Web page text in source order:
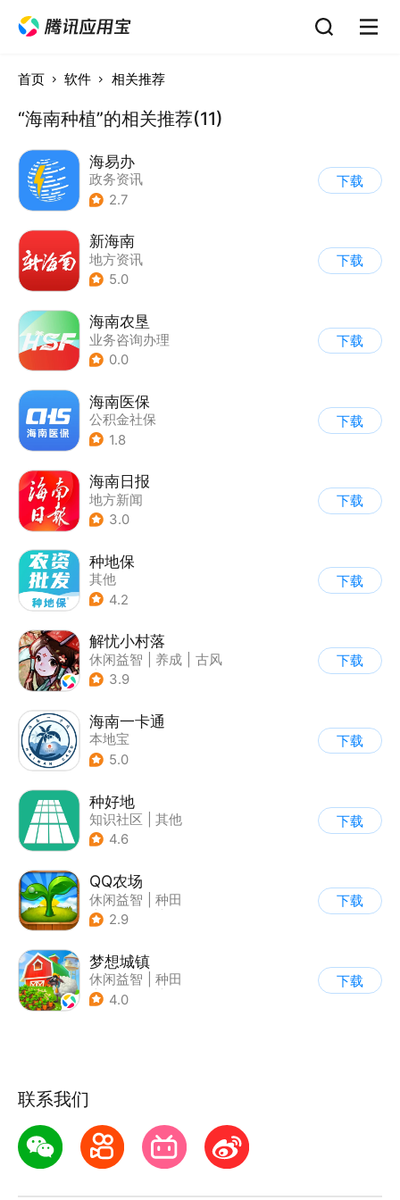
首页 软件 相关推荐
“海南种植”的相关推荐(11)
海易办
政务资讯
2.7
下载
新海南
地方资讯
5.0
下载
海南农垦
业务咨询办理
0.0
下载
海南医保
公积金社保
1.8
下载
海南日报
地方新闻
3.0
下载
种地保
其他
4.2
下载
解忧小村落
休闲益智 养成
古风
| 种田
3.9
下载
海南一卡通
本地宝
5.0
下载
种好地
知识社区
其他
4.6
下载
QQ农场
休闲益智
种田
| 田园生活
2.9
下载
梦想城镇
休闲益智
种田
| 田园生活
4.0
下载
联系我们